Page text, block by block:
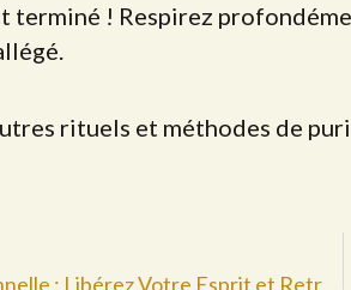
! Respirez
rituels et méthodes de